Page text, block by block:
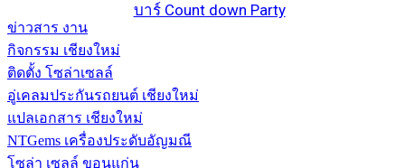
ข่าวสาร งาน
กิจกรรม เชียงใหม่
บาร์ Count down Party
ติดตั้ง โซล่าเซลล์
อู่เคลมประกันรถยนต์ เชียงใหม่
แปลเอกสาร เชียงใหม่
NTGems เครื่องประดับอัญมณี
โซล่า เซลล์ ขอนแก่น